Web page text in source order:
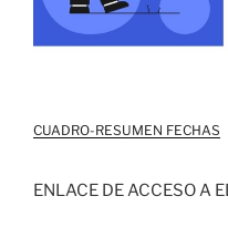
CUADRO-RESUMEN FECHAS
ENLACE DE ACCESO A